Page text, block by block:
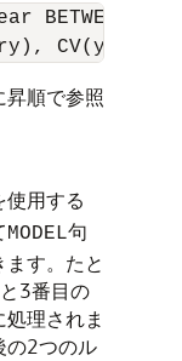
BETWEEN
昇順で参照
使用する
MODEL句
す。たと
3番目の
理されま
の2つのル